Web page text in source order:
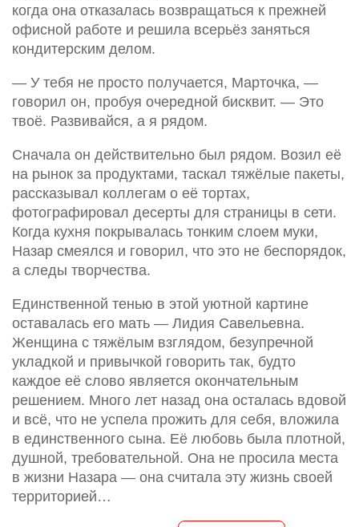
когда она отказалась возвращаться к прежней
офисной работе и решила всерьёз заняться
кондитерским делом.
— У тебя не просто получается, Марточка, —
говорил он, пробуя очередной бисквит. — Это
твоё. Развивайся, а я рядом.
Сначала он действительно был рядом. Возил её
на рынок за продуктами, таскал тяжёлые пакеты,
рассказывал коллегам о её тортах,
фотографировал десерты для страницы в сети.
Когда кухня покрывалась тонким слоем муки,
Назар смеялся и говорил, что это не беспорядок,
а следы творчества.
Единственной тенью в этой уютной картине
оставалась его мать — Лидия Савельевна.
Женщина с тяжёлым взглядом, безупречной
укладкой и привычкой говорить так, будто
каждое её слово является окончательным
решением. Много лет назад она осталась вдовой
и всё, что не успела прожить для себя, вложила
в единственного сына. Её любовь была плотной,
душной, требовательной. Она не просила места
в жизни Назара — она считала эту жизнь своей
территорией…